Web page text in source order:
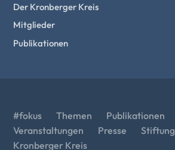
Der Kronberger Kreis
Mitglieder
Publikationen
#fokus Themen
Publikationen
Veranstaltungen
Presse
Stiftung
Kronberger Kreis